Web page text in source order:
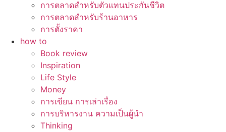
การตลาดสำหรับตัวแทนประกันชีวิต
การตลาดสำหรับร้านอาหาร
การตั้งราคา
how to
Book review
Inspiration
Life Style
Money
การเขียน การเล่าเรื่อง
การบริหารงาน ความเป็นผู้นำ
Thinking